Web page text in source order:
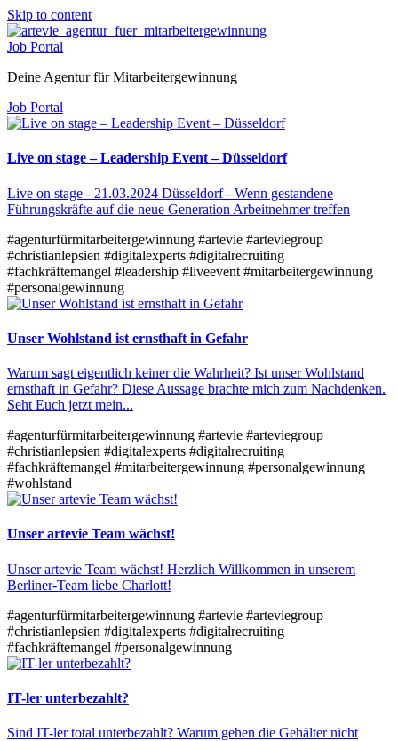
Skip to content
Job Portal
Deine Agentur für Mitarbeitergewinnung
Job Portal
Live on stage – Leadership Event – Düsseldorf
Live on stage - 21.03.2024 Düsseldorf - Wenn gestandene
Führungskräfte auf die neue Generation Arbeitnehmer treffen
#agenturfürmitarbeitergewinnung #artevie #arteviegroup
#christianlepsien #digitalexperts #digitalrecruiting
#fachkräftemangel #leadership #liveevent #mitarbeitergewinnung
#personalgewinnung
Unser Wohlstand ist ernsthaft in Gefahr
Warum sagt eigentlich keiner die Wahrheit? Ist unser Wohlstand
ernsthaft in Gefahr? Diese Aussage brachte mich zum Nachdenken.
Seht Euch jetzt mein...
#agenturfürmitarbeitergewinnung #artevie #arteviegroup
#christianlepsien #digitalexperts #digitalrecruiting
#fachkräftemangel #mitarbeitergewinnung #personalgewinnung
#wohlstand
Unser artevie Team wächst!
Unser artevie Team wächst! Herzlich Willkommen in unserem
Berliner-Team liebe Charlott!
#agenturfürmitarbeitergewinnung #artevie #arteviegroup
#christianlepsien #digitalexperts #digitalrecruiting
#fachkräftemangel #personalgewinnung
IT-ler unterbezahlt?
Sind IT-ler total unterbezahlt? Warum gehen die Gehälter nicht